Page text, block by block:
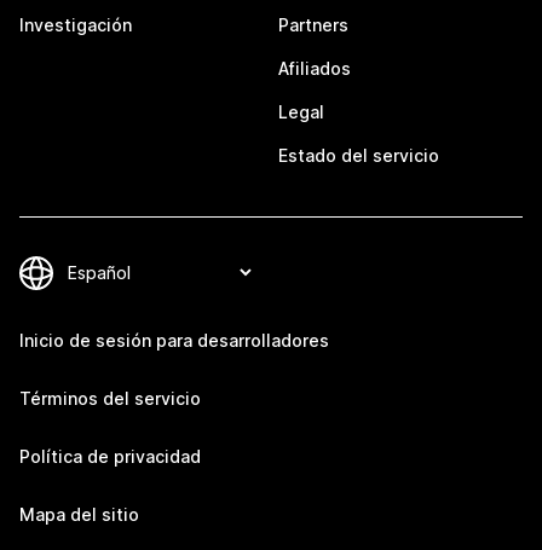
Investigación Partners
Afiliados
Legal
Estado del servicio
Inicio de sesión para desarrolladores
Términos del servicio
Política de privacidad
Mapa del sitio